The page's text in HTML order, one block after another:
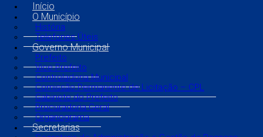
Início
O Município
História
Telefones Úteis
Governo Municipal
Prefeito
Vice Prefeito
Controladoria Municipal
Comissão Permanente de Licitação – CPL
Gabinete do Prefeito
Procuradoria Geral
Organograma
Secretarias